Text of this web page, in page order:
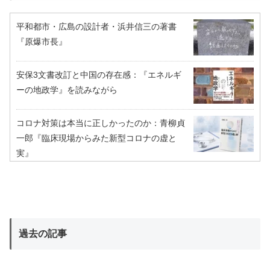
平和都市・広島の設計者・浜井信三の著書
『原爆市長』
安保3文書改訂と中国の存在感：『エネルギ
ーの地政学』を読みながら
コロナ対策は本当に正しかったのか：青柳貞
一郎『臨床現場からみた新型コロナの虚と
実』
過去の記事